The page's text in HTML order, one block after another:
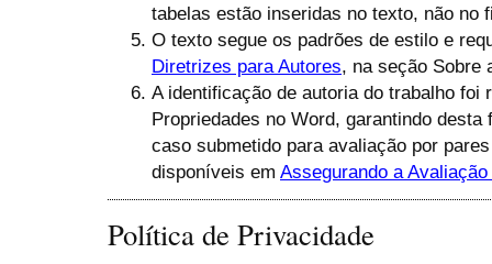
tabelas estão inseridas no texto, não no
O texto segue os padrões de estilo e
Diretrizes para Autores, na seção Sobre
A identificação de autoria do trabalho foi
Propriedades no Word, garantindo
caso submetido para avaliação por
disponíveis em Assegurando a
Política de Privacidade